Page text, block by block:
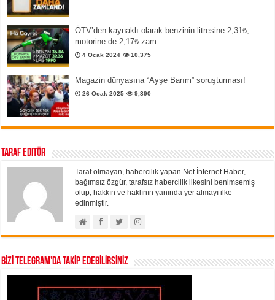
ÖTV’den kaynaklı olarak benzinin litresine 2,31₺,
motorine de 2,17₺ zam
4 Ocak 2024 10,375
Magazin dünyasına “Ayşe Barım” soruşturması!
26 Ocak 2025 9,890
Taraf Editör
Taraf olmayan, habercilik yapan Net İnternet Haber,
bağımsız özgür, tarafsız habercilik ilkesini benimsemiş
olup, hakkın ve haklının yanında yer almayı ilke
edinmiştir.
BİZİ TELEGRAM’DA TAKİP EDEBİLİRSİNİZ